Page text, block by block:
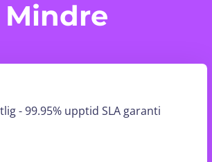
Mindre
- 99.95% upptid SLA garanti